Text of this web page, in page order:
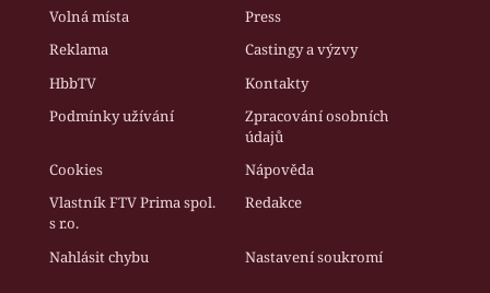
Volná místa
Press
Reklama
Castingy a výzvy
HbbTV
Kontakty
Podmínky užívání
Zpracování osobních
údajů
Cookies
Nápověda
Vlastník FTV Prima spol.
s r.o.
Redakce
Nahlásit chybu Nastavení soukromí